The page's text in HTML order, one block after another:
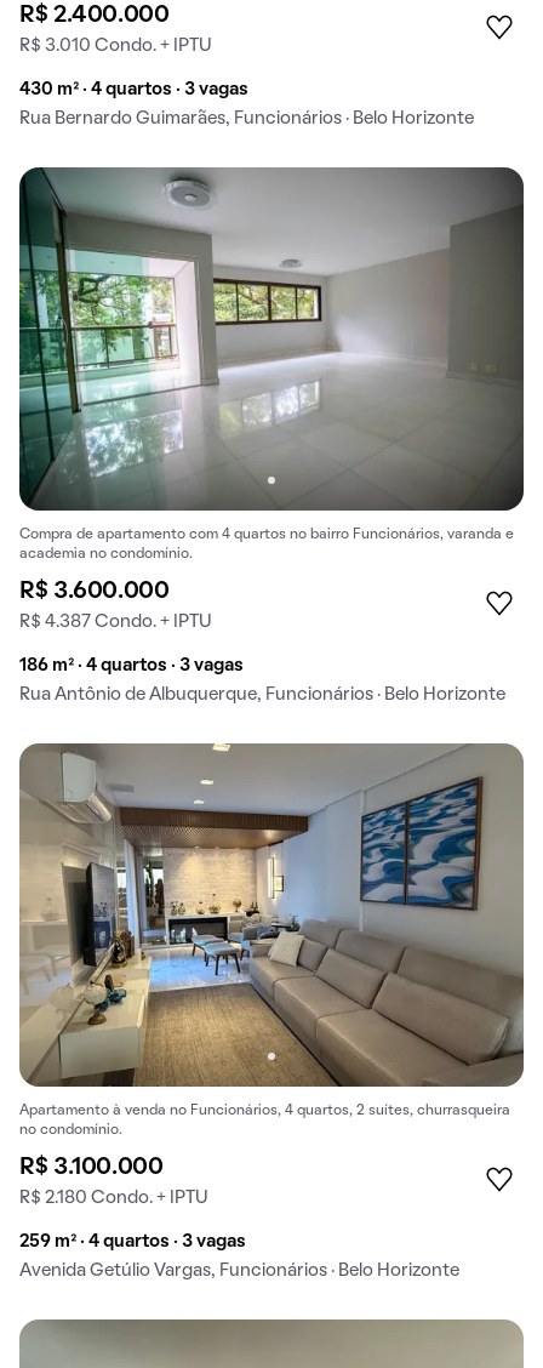
R$ 2.400.000
R$ 3.010 Condo. + IPTU
430 m² · 4 quartos · 3 vagas
Rua Bernardo Guimarães, Funcionários · Belo Horizonte
Compra de apartamento com 4 quartos no bairro Funcionários, varanda e
academia no condomínio.
R$ 3.600.000
R$ 4.387 Condo. + IPTU
186 m² · 4 quartos · 3 vagas
Rua Antônio de Albuquerque, Funcionários · Belo Horizonte
Apartamento à venda no Funcionários, 4 quartos, 2 suítes, churrasqueira
no condomínio.
R$ 3.100.000
R$ 2.180 Condo. + IPTU
259 m² · 4 quartos · 3 vagas
Avenida Getúlio Vargas, Funcionários · Belo Horizonte